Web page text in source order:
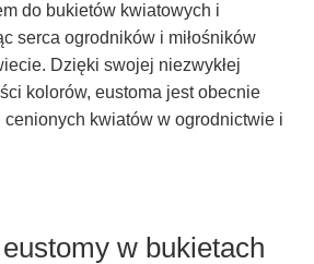
do bukietów kwiatowych i
serca ogrodników i miłośników
Dzięki swojej niezwykłej
kolorów, eustoma jest obecnie
kwiatów w ogrodnictwie i
w bukietach